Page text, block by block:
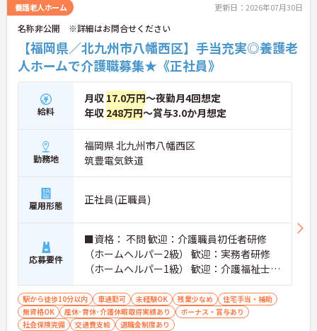
・資格取得支援制度を活用し、将来的に訪問介護員
を目指せる環境です
【手厚い待遇と働きやすさの両立】
・残業は全社平均残業月5時間程度と少なくプライ
ベートの時間を確保できます
・3日以上の連続休暇取得で支援金が支給される独
自の制度があります
・夏季・冬季の特別休暇があり年間休日は113日し
っかりと休めます
【安心の教育・チームサポート体制】
・2日間のオンライン研修と個人のペースに合わせ
たOJTを実施しています
養護老人ホーム 更新日：2026年07月30日
名称非公開 ※詳細はお問合せください
【福岡県／北九州市八幡西区】手当充実◎養護老
人ホームで介護職募集★《正社員》
給料
月収 17.0万円～夜勤月4回想定
年収 248万円～賞与3.0か月想定
勤務地
福岡県 北九州市八幡西区
筑豊電気鉄道
雇用形態 正社員(正職員)
応募要件
■資格： 不問 歓迎：介護職員初任者研修
（ホームヘルパー2級） 歓迎：実務者研修
（ホームヘルパー1級） 歓迎：介護福祉士
■経験： 不問 ■普通自動車運転免許：
駅から徒歩10分以内 車通勤可 未経験OK 残業少なめ
住宅手当・補助
無資格OK
産休･育休･介護休暇取得実績あり
ボーナス・賞与あり
社会保険完備
交通費支給 退職金制度あり